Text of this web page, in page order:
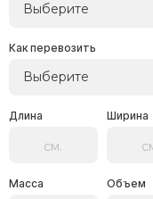
Выберите
Как перевозить
Выберите
Длина Ширина
Масса Объем